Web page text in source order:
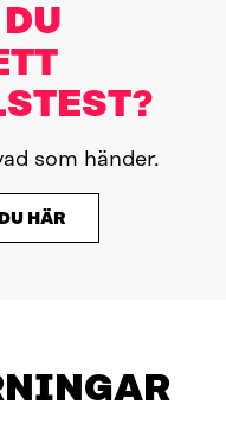
som händer.
HÄR